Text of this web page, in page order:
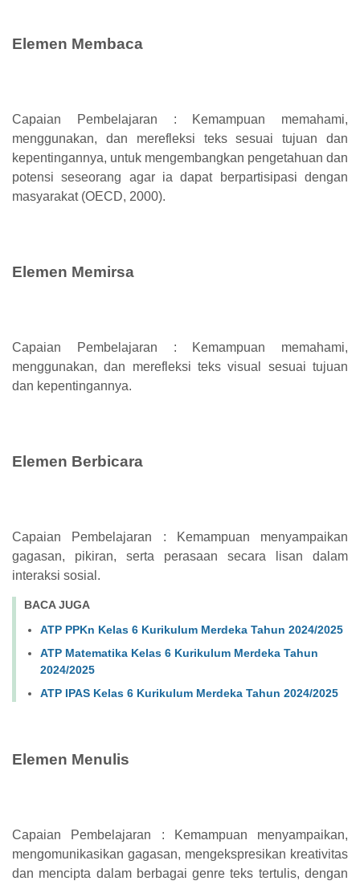
Elemen Membaca
Capaian Pembelajaran : Kemampuan memahami,
menggunakan, dan merefleksi teks sesuai tujuan dan
kepentingannya, untuk mengembangkan pengetahuan dan
potensi seseorang agar ia dapat berpartisipasi dengan
masyarakat (OECD, 2000).
Elemen Memirsa
Capaian Pembelajaran : Kemampuan memahami,
menggunakan, dan merefleksi teks visual sesuai tujuan
dan kepentingannya.
Elemen Berbicara
Capaian Pembelajaran : Kemampuan menyampaikan
gagasan, pikiran, serta perasaan secara lisan dalam
interaksi sosial.
BACA JUGA
ATP PPKn Kelas 6 Kurikulum Merdeka Tahun 2024/2025
ATP Matematika Kelas 6 Kurikulum Merdeka Tahun
2024/2025
ATP IPAS Kelas 6 Kurikulum Merdeka Tahun 2024/2025
Elemen Menulis
Capaian Pembelajaran : Kemampuan menyampaikan,
mengomunikasikan gagasan, mengekspresikan kreativitas
dan mencipta dalam berbagai genre teks tertulis, dengan